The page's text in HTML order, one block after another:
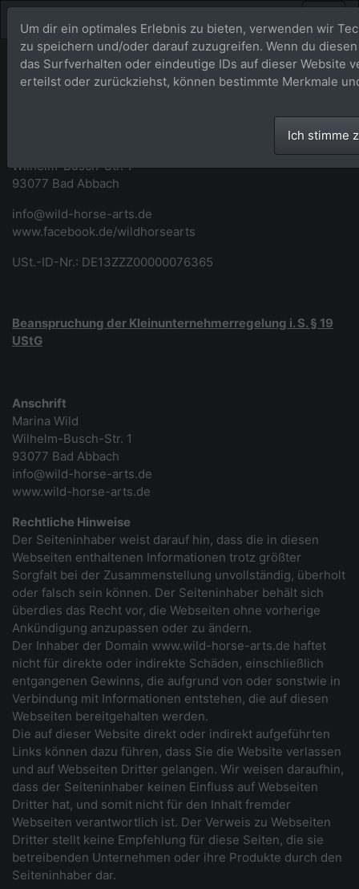
Impressum
Wilhelm-Busch-Str. 1
93077 Bad Abbach
info@wild-horse-arts.de
www.facebook.de/wildhorsearts
USt.-ID-Nr.: DE13ZZZ00000076365
Beanspruchung der Kleinunternehmerregelung i. S. § 19
UStG
Anschrift
Marina Wild
Wilhelm-Busch-Str. 1
93077 Bad Abbach
info@wild-horse-arts.de
www.wild-horse-arts.de
Rechtliche Hinweise
Der Seiteninhaber weist darauf hin, dass die in diesen
Webseiten enthaltenen Informationen trotz größter
Sorgfalt bei der Zusammenstellung unvollständig, überholt
oder falsch sein können. Der Seiteninhaber behält sich
überdies das Recht vor, die Webseiten ohne vorherige
Ankündigung anzupassen oder zu ändern.
Der Inhaber der Domain www.wild-horse-arts.de haftet
nicht für direkte oder indirekte Schäden, einschließlich
entgangenen Gewinns, die aufgrund von oder sonstwie in
Verbindung mit Informationen entstehen, die auf diesen
Webseiten bereitgehalten werden.
Die auf dieser Website direkt oder indirekt aufgeführten
Links können dazu führen, dass Sie die Website verlassen
und auf Webseiten Dritter gelangen. Wir weisen daraufhin,
dass der Seiteninhaber keinen Einfluss auf Webseiten
Dritter hat, und somit nicht für den Inhalt fremder
Webseiten verantwortlich ist. Der Verweis zu Webseiten
Dritter stellt keine Empfehlung für diese Seiten, die sie
betreibenden Unternehmen oder ihre Produkte durch den
Seiteninhaber dar.
Um dir ein optimales Erlebnis zu bieten, verwenden wir
zu speichern und/oder darauf zuzugreifen. Wenn du
das Surfverhalten oder eindeutige IDs auf dieser Website
erteilst oder zurückziehst, können bestimmte Merkmale
Ich stimme